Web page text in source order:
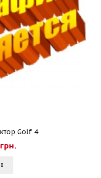
Golf 4